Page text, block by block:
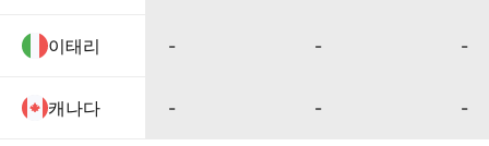
이태리 - - -
캐나다 - - -